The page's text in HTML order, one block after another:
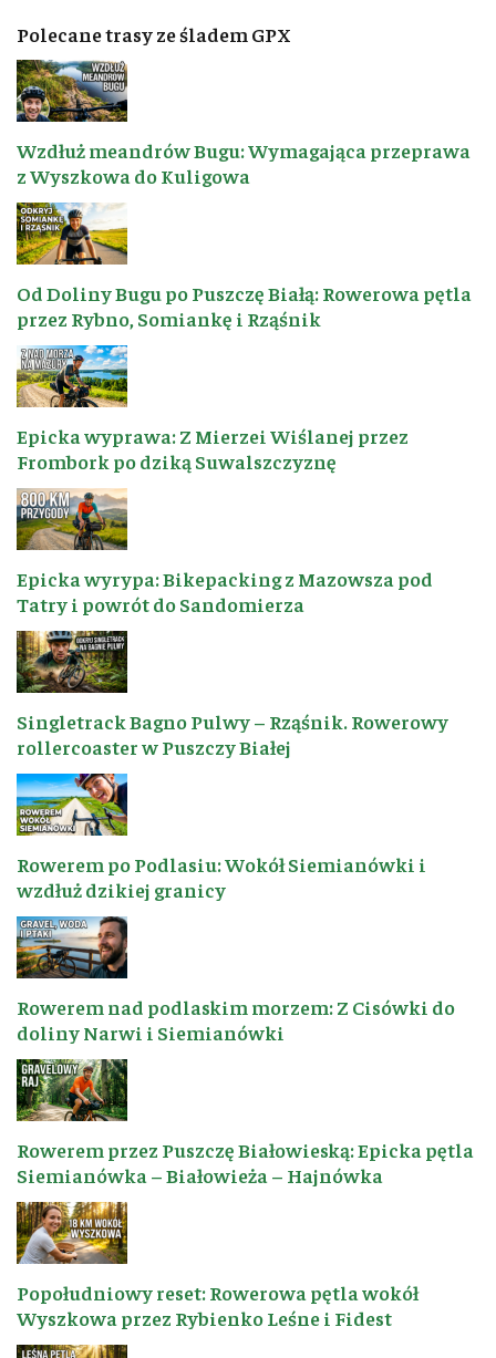
Polecane trasy ze śladem GPX
Wzdłuż meandrów Bugu: Wymagająca przeprawa
z Wyszkowa do Kuligowa
Od Doliny Bugu po Puszczę Białą: Rowerowa pętla
przez Rybno, Somiankę i Rząśnik
Epicka wyprawa: Z Mierzei Wiślanej przez
Frombork po dziką Suwalszczyznę
Epicka wyrypa: Bikepacking z Mazowsza pod
Tatry i powrót do Sandomierza
Singletrack Bagno Pulwy – Rząśnik. Rowerowy
rollercoaster w Puszczy Białej
Rowerem po Podlasiu: Wokół Siemianówki i
wzdłuż dzikiej granicy
Rowerem nad podlaskim morzem: Z Cisówki do
doliny Narwi i Siemianówki
Rowerem przez Puszczę Białowieską: Epicka pętla
Siemianówka – Białowieża – Hajnówka
Popołudniowy reset: Rowerowa pętla wokół
Wyszkowa przez Rybienko Leśne i Fidest